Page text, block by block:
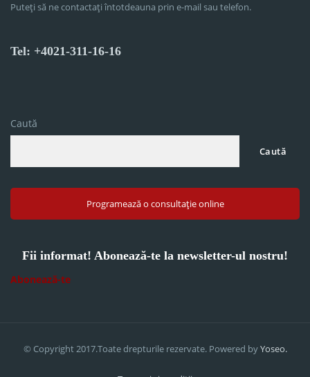
Puteți să ne contactați întotdeauna prin e-mail sau telefon.
Tel: +4021-311-16-16
Caută
Caută
Programează o consultație online
Fii informat! Abonează-te la newsletter-ul nostru!
Abonează-te
© Copyright 2017.Toate drepturile rezervate. Powered byYoseo.